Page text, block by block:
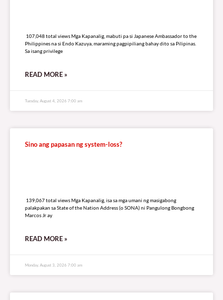
107,048 total views Mga Kapanalig, mabuti pa si Japanese Ambassador to the
Philippines na si Endo Kazuya, maraming pagpipiliang bahay dito sa Pilipinas.
Sa isang privilege
READ MORE »
Tuesday, August 4, 2026 7:00 am
Sino ang papasan ng system-loss?
139,067 total views Mga Kapanalig, isa sa mga umani ng masigabong
palakpakan sa State of the Nation Address (o SONA) ni Pangulong Bongbong
Marcos Jr ay
READ MORE »
Monday, August 3, 2026 7:00 am